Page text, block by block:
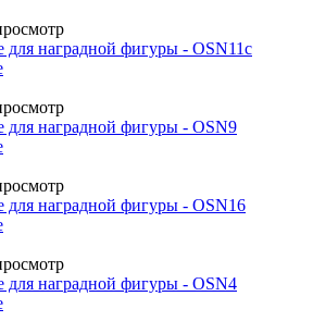
для наградной фигуры - OSN11c
для наградной фигуры - OSN9
для наградной фигуры - OSN16
для наградной фигуры - OSN4